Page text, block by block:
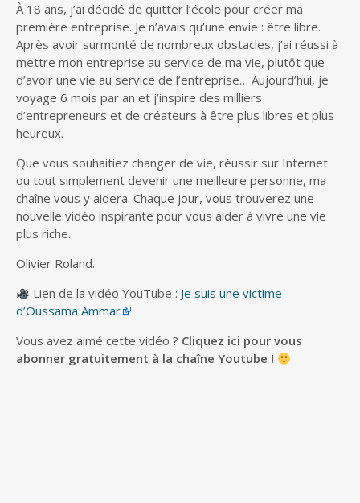
À 18 ans, j’ai décidé de quitter l’école pour créer ma
première entreprise. Je n’avais qu’une envie : être libre.
Après avoir surmonté de nombreux obstacles, j’ai réussi à
mettre mon entreprise au service de ma vie, plutôt que
d’avoir une vie au service de l’entreprise… Aujourd’hui, je
voyage 6 mois par an et j’inspire des milliers
d’entrepreneurs et de créateurs à être plus libres et plus
heureux.
Que vous souhaitiez changer de vie, réussir sur Internet
ou tout simplement devenir une meilleure personne, ma
chaîne vous y aidera. Chaque jour, vous trouverez une
nouvelle vidéo inspirante pour vous aider à vivre une vie
plus riche.
Olivier Roland.
Lien de la vidéo YouTube : Je suis une victime
d’Oussama Ammar
Vous avez aimé cette vidéo ? Cliquez ici pour vous
abonner gratuitement à la chaîne Youtube !